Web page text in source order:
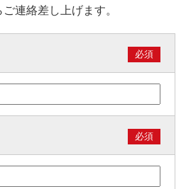
連絡差し上げます。
必須
必須